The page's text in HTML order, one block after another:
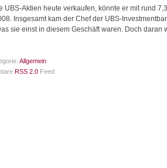
Aktien heute verkaufen, könnte er mit rund
Insgesamt kam der Chef der UBS-
sie einst in diesem Geschäft waren. Doch
Allgemein
RSS 2.0 Feed